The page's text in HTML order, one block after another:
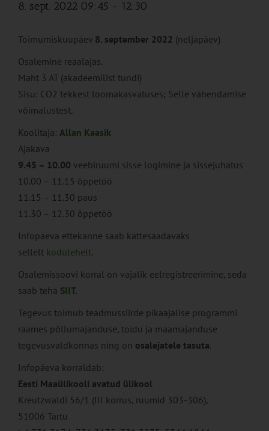
8. sept. 2022 09:45 - 12:30
Toimumiskuupäev 8. september 2022 (neljapäev)
Osalemine reaalajas.
Maht 3 AT (akadeemilist tundi)
Sisu: CO2 tekkest loomakasvatuses; Selle vähendamise
võimalustest.
Koolitaja: Allan Kaasik
Ajakava
9.45 – 10.00 veebiruumi sisse logimine ja sissejuhatus
10.00 – 11.15 õppetöö
11.15 – 11.30 paus
11.30 – 12.30 õppetöö
Infopäeva ettekanne saab kättesaadavaks
sellelt kodulehelt.
Osalemissoovi korral on vajalik eelregistreerimine, seda
saab teha SIIT.
Tegevus toimub teadmussiirde pikaajalise programmi
raames põllumajanduse, toidu ja maamajanduse
tegevusvaldkonnas ning on osalejatele tasuta.
Infopäeva korraldab:
Eesti Maaülikooli avatud ülikool​
Kreutzwaldi 56/1 (III korrus, ruumid 303-306),
51006 Tartu